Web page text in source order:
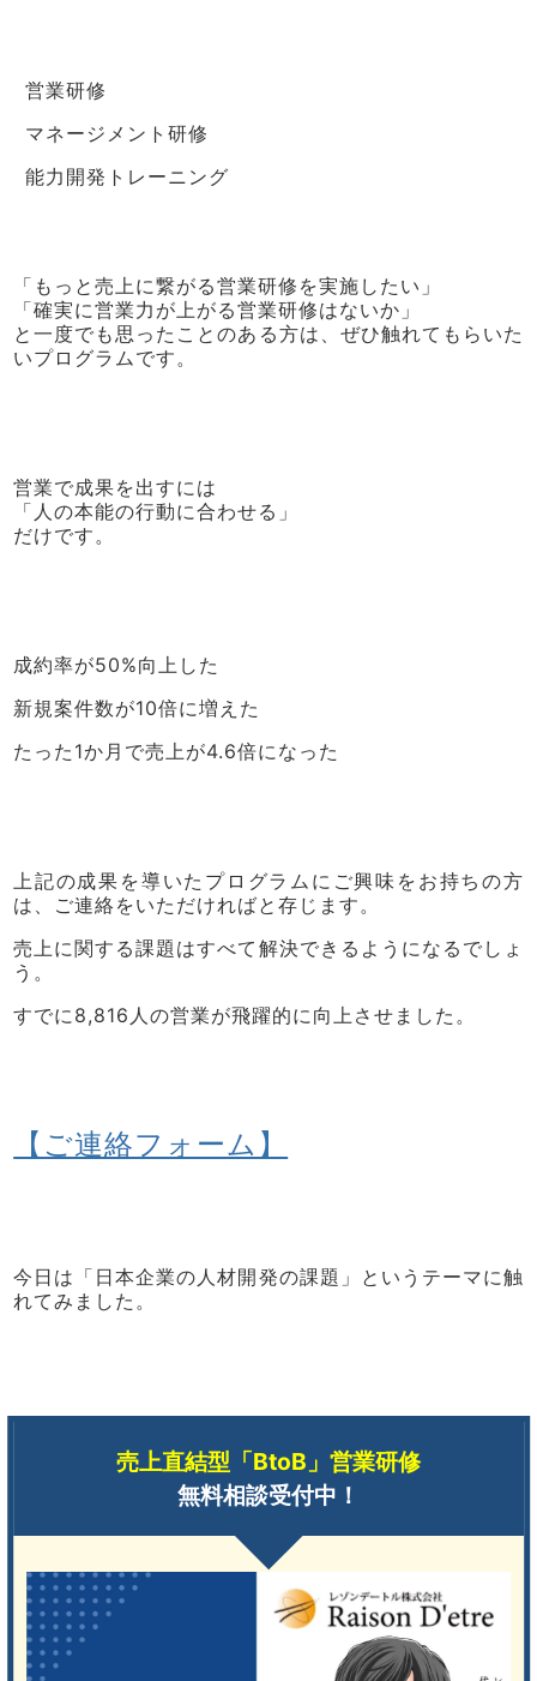
営業研修
マネージメント研修
能力開発トレーニング
「もっと売上に繋がる営業研修を実施したい」
「確実に営業力が上がる営業研修はないか」
と一度でも思ったことのある方は、ぜひ触れてもらいた
いプログラムです。
営業で成果を出すには
「人の本能の行動に合わせる」
だけです。
成約率が50%向上した
新規案件数が10倍に増えた
たった1か月で売上が4.6倍になった
上記の成果を導いたプログラムにご興味をお持ちの方
は、ご連絡をいただければと存じます。
売上に関する課題はすべて解決できるようになるでしょ
う。
すでに8,816人の営業が飛躍的に向上させました。
【ご連絡フォーム】
今日は「日本企業の人材開発の課題」というテーマに触
れてみました。
売上直結型「BtoB」営業研修
無料相談受付中！